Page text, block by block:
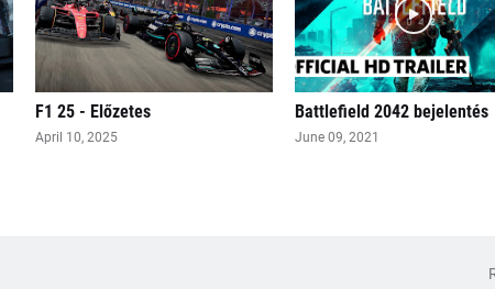
F1 25 - Előzetes
April 10, 2025
Battlefield 2042 bejelentés
June 09, 2021